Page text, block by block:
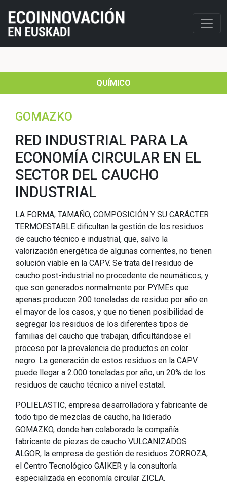
QUÍMICO
GOMAZKO
RED INDUSTRIAL PARA LA
ECONOMÍA CIRCULAR EN EL
SECTOR DEL CAUCHO
INDUSTRIAL
LA FORMA, TAMAÑO, COMPOSICIÓN Y SU CARÁCTER
TERMOESTABLE dificultan la gestión de los residuos
de caucho técnico e industrial, que, salvo la
valorización energética de algunas corrientes, no tienen
solución viable en la CAPV. Se trata del residuo de
caucho post-industrial no procedente de neumáticos, y
que son generados normalmente por PYMEs que
apenas producen 200 toneladas de residuo por año en
el mayor de los casos, y que no tienen posibilidad de
segregar los residuos de los diferentes tipos de
familias del caucho que trabajan, dificultándose el
proceso por la prevalencia de productos en color
negro. La generación de estos residuos en la CAPV
puede llegar a 2.000 toneladas por año, un 20% de los
residuos de caucho técnico a nivel estatal.
POLIELASTIC, empresa desarrolladora y fabricante de
todo tipo de mezclas de caucho, ha liderado
GOMAZKO, donde han colaborado la compañía
fabricante de piezas de caucho VULCANIZADOS
ALGOR, la empresa de gestión de residuos ZORROZA,
el Centro Tecnológico GAIKER y la consultoría
especializada en economía circular ZICLA.